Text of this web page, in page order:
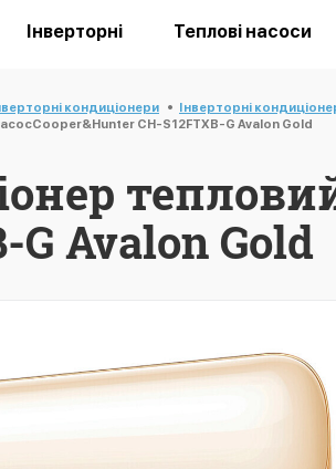
Інверторні Теплові насоси
кондиціонери Інверторні
CH-S12FTXB-G Avalon Gold
G Avalon Gold